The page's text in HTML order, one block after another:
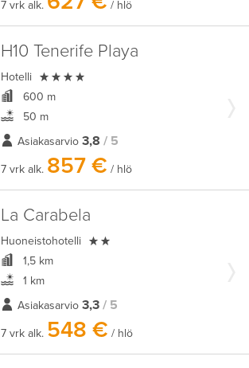
7 vrk alk. / hlö
H10 Tenerife Playa
Hotelli 
600 m
50 m
Asiakasarvio 3,8 / 5
7 vrk alk. 857 € / hlö
La Carabela
Huoneistohotelli 
1,5 km
1 km
Asiakasarvio 3,3 / 5
7 vrk alk. 548 € / hlö